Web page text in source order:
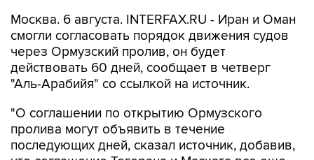
Москва. 6 августа. INTERFAX.RU - Иран и Оман
смогли согласовать порядок движения судов
через Ормузский пролив, он будет
действовать 60 дней, сообщает в четверг
"Аль-Арабийя" со ссылкой на источник.
"О соглашении по открытию Ормузского
пролива могут объявить в течение
последующих дней, сказал источник, добавив,